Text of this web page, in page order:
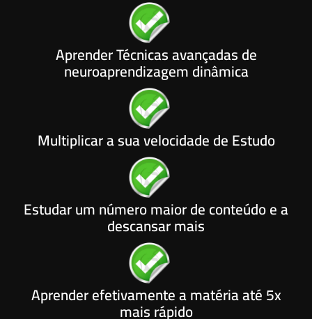
Aprender Técnicas avançadas de
neuroaprendizagem dinâmica
Multiplicar a sua velocidade de Estudo
Estudar um número maior de conteúdo e a
descansar mais
Aprender efetivamente a matéria até 5x
mais rápido